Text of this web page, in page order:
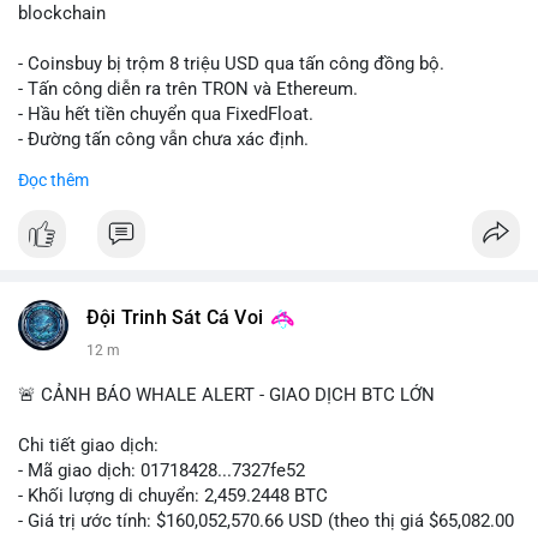
blockchain
- Coinsbuy bị trộm 8 triệu USD qua tấn công đồng bộ.
- Tấn công diễn ra trên TRON và Ethereum.
- Hầu hết tiền chuyển qua FixedFloat.
- Đường tấn công vẫn chưa xác định.
#binancesquare
$trx $eth
📰 Nguồn: CoinDesk
Đọc thêm
Đội Trinh Sát Cá Voi
12 m
🚨 CẢNH BÁO WHALE ALERT - GIAO DỊCH BTC LỚN
Chi tiết giao dịch:
- Mã giao dịch: 01718428...7327fe52
- Khối lượng di chuyển: 2,459.2448 BTC
- Giá trị ước tính: $160,052,570.66 USD (theo thị giá $65,082.00